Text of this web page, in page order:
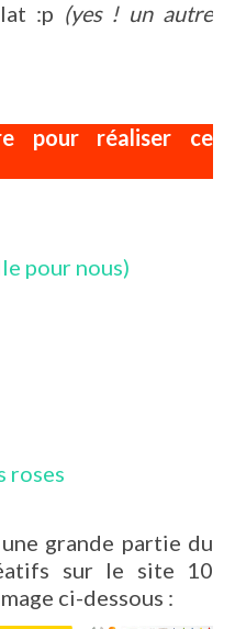
:p (yes ! un autre
pour réaliser ce
pour nous)
roses
grande partie du
sur le site 10
ci-dessous :